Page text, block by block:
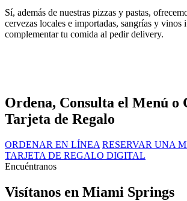
Sí, además de nuestras pizzas y pastas,
cervezas locales e importadas, sangrías y vinos
complementar tu comida al pedir delivery.
Ordena, Consulta el Menú o
Tarjeta de Regalo
ORDENAR EN LÍNEA RESERVAR UNA
TARJETA DE REGALO DIGITAL
Encuéntranos
Visítanos en Miami Springs